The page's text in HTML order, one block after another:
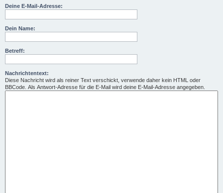
Deine E-Mail-Adresse:
Dein Name:
Betreff:
Nachrichtentext:
Diese Nachricht wird als reiner Text verschickt, verwende daher kein HTML oder
BBCode. Als Antwort-Adresse für die E-Mail wird deine E-Mail-Adresse angegeben.